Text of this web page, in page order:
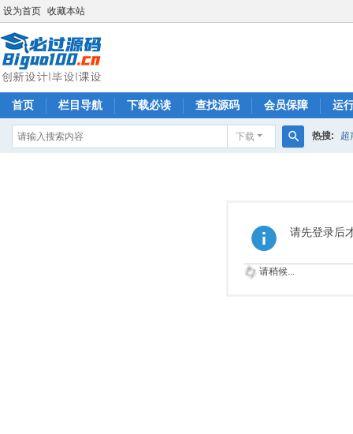
设为首页 收藏本站
首页 栏目导航 下载必读 查找源码 会员保障 运
下载 热搜: 超
请先登录后
请稍候...